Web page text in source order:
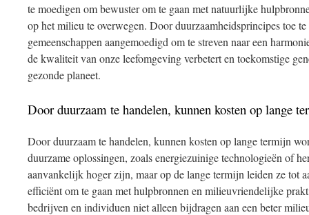
te moedigen om bewuster om te gaan met natuurlijke
op het milieu te overwegen. Door duurzaamheidsprincipes toe
gemeenschappen aangemoedigd om te streven naar een
de kwaliteit van onze leefomgeving verbetert en toekomstige
gezonde planeet.
Door duurzaam te handelen, kunnen kosten op lange
Door duurzaam te handelen, kunnen kosten op lange termijn
duurzame oplossingen, zoals energiezuinige technologieën of
aanvankelijk hoger zijn, maar op de lange termijn leiden ze tot
efficiënt om te gaan met hulpbronnen en milieuvriendelijke
bedrijven en individuen niet alleen bijdragen aan een beter